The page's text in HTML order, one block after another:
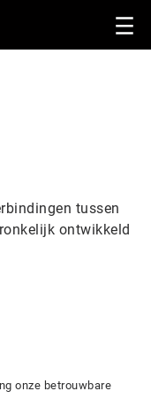
tussen
ontwikkeld
onze betrouwbare